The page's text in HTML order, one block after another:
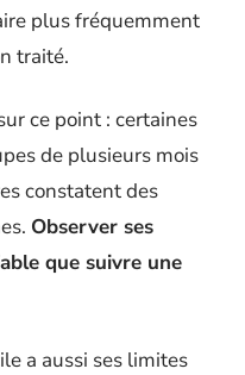
plus fréquemment
traité.
ce point : certaines
de plusieurs mois
constatent des
Observer ses
que suivre une
a aussi ses limites